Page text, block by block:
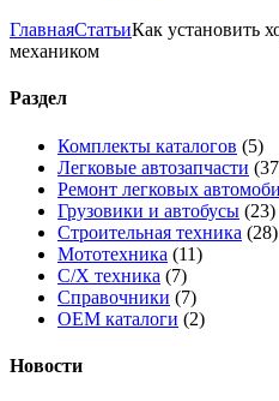
ГлавнаяСтатьиКак установить
механиком
Раздел
Комплекты каталогов (5)
Легковые автозапчасти
Ремонт легковых
Грузовики и автобусы (23)
Строительная техника (28)
Мототехника (11)
С/Х техника (7)
Справочники (7)
OEM каталоги (2)
Новости